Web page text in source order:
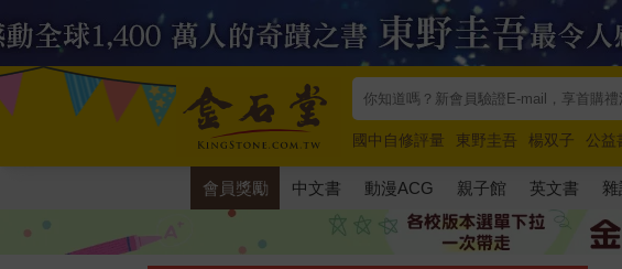
國中自修評量 東野圭吾 楊双子 公益
唯紅花綻放
奧德賽 路邊攤新作 馬斯
會員獎勵 中文書 動漫ACG 親子館 英文書 雜